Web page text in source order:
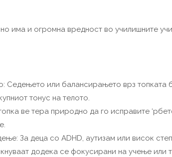
има и огромна вредност во училишните
Седењето или балансирањето врз
тонус на телото.
ве тера природно да го исправите
За деца со ADHD, аутизам или висок
додека се фокусирани на учење или